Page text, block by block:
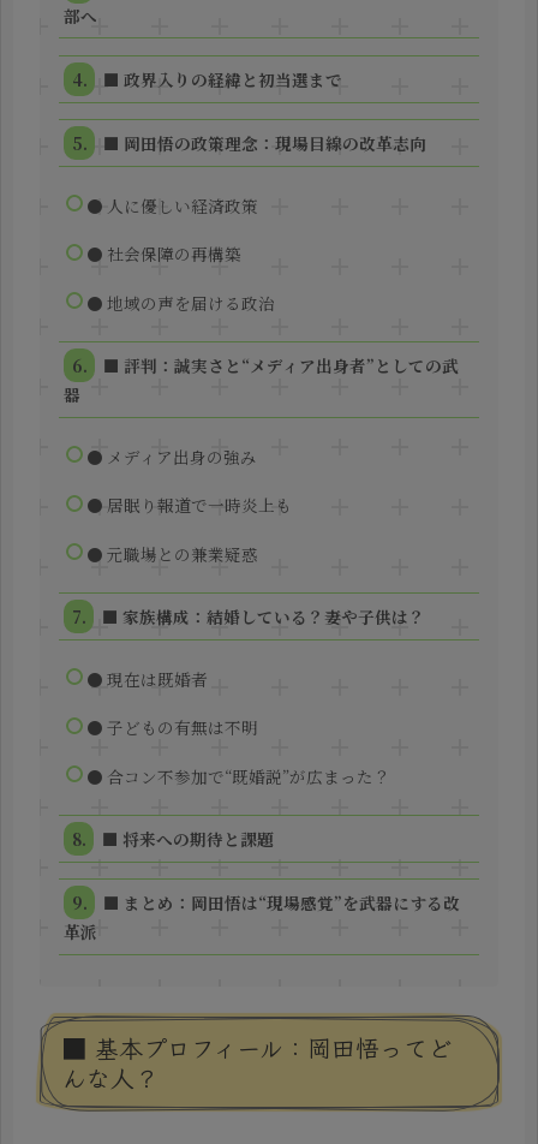
部へ
■ 政界入りの経緯と初当選まで
■ 岡田悟の政策理念：現場目線の改革志向
● 人に優しい経済政策
● 社会保障の再構築
● 地域の声を届ける政治
■ 評判：誠実さと“メディア出身者”としての武
器
● メディア出身の強み
● 居眠り報道で一時炎上も
● 元職場との兼業疑惑
■ 家族構成：結婚している？妻や子供は？
● 現在は既婚者
● 子どもの有無は不明
● 合コン不参加で“既婚説”が広まった？
■ 将来への期待と課題
■ まとめ：岡田悟は“現場感覚”を武器にする改
革派
■ 基本プロフィール：岡田悟ってど
んな人？